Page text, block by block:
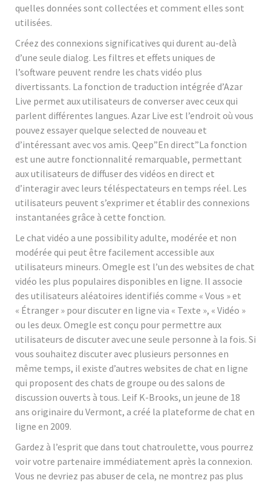
quelles données sont collectées et comment elles sont
utilisées.
Créez des connexions significatives qui durent au-delà
d’une seule dialog. Les filtres et effets uniques de
l’software peuvent rendre les chats vidéo plus
divertissants. La fonction de traduction intégrée d’Azar
Live permet aux utilisateurs de converser avec ceux qui
parlent différentes langues. Azar Live est l’endroit où vous
pouvez essayer quelque selected de nouveau et
d’intéressant avec vos amis. Qeep”En direct”La fonction
est une autre fonctionnalité remarquable, permettant
aux utilisateurs de diffuser des vidéos en direct et
d’interagir avec leurs téléspectateurs en temps réel. Les
utilisateurs peuvent s’exprimer et établir des connexions
instantanées grâce à cette fonction.
Le chat vidéo a une possibility adulte, modérée et non
modérée qui peut être facilement accessible aux
utilisateurs mineurs. Omegle est l’un des websites de chat
vidéo les plus populaires disponibles en ligne. Il associe
des utilisateurs aléatoires identifiés comme « Vous » et
« Étranger » pour discuter en ligne via « Texte », « Vidéo »
ou les deux. Omegle est conçu pour permettre aux
utilisateurs de discuter avec une seule personne à la fois. Si
vous souhaitez discuter avec plusieurs personnes en
même temps, il existe d’autres websites de chat en ligne
qui proposent des chats de groupe ou des salons de
discussion ouverts à tous. Leif K-Brooks, un jeune de 18
ans originaire du Vermont, a créé la plateforme de chat en
ligne en 2009.
Gardez à l’esprit que dans tout chatroulette, vous pourrez
voir votre partenaire immédiatement après la connexion.
Vous ne devriez pas abuser de cela, ne montrez pas plus